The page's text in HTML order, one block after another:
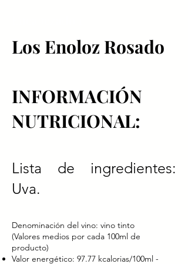
Los Enoloz Rosado
INFORMACIÓN
NUTRICIONAL:
Lista de ingredientes:
Uva.
Denominación del vino: vino tinto
(Valores medios por cada 100ml de
producto)
Valor energético: 97.77 kcalorias/100ml -